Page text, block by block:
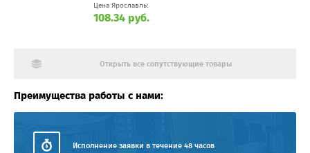
Цена Ярославль:
108.34 руб.
Открыть все сопутствующие товары
Преимущества работы с нами:
Исполнение заявки в течение 48 часов